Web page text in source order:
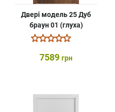
Двері модель 25 Дуб
браун 01 (глуха)
7589 грн